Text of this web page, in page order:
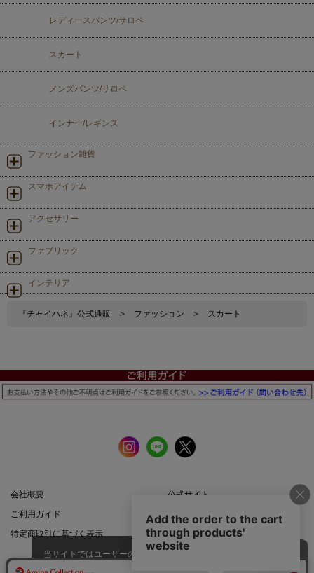
レディースパンツ/サロペ
スカート
メンズパンツ/サロペ
インナー/レギンス
ファッション雑貨
スマホアイテム
アクセサリー
ファブリック
インテリア
『チャイハネ』公式通販 > ファッション > スカート
会社概要
公式サイト
ご利用ガイド
店舗一覧
特定商取引に基づく表示
プライバシーポリシー
当サイトではユーザーの利便性向